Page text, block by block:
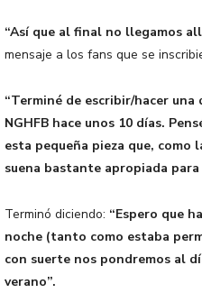
“Así que al final no llegamos
mensaje a los fans que se
“Terminé de escribir/hacer
NGHFB hace unos 10 días.
esta pequeña pieza que, como
suena bastante apropiada para
Terminó diciendo: “Espero que
noche (tanto como estaba
con suerte nos pondremos al
verano”.